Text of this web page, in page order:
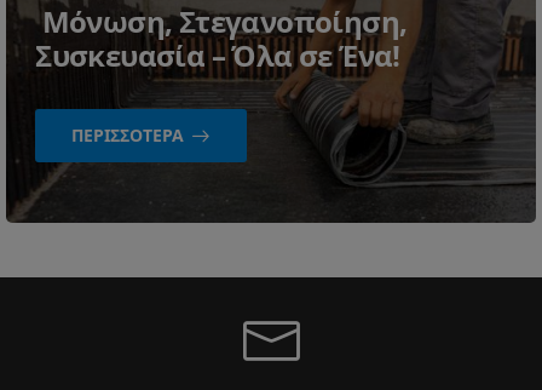
Μόνωση, Στεγανοποίηση,
Συσκευασία – Όλα σε Ένα!
ΠΕΡΙΣΣΌΤΕΡΑ